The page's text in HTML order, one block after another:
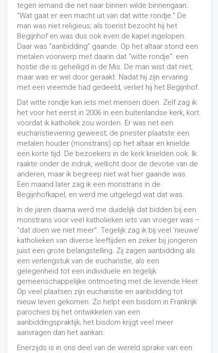
tegen iemand die net naar binnen wilde binnengaan:
“Wat gaat er een macht uit van dat witte rondje.” De
man was niet religieus; als toerist bezocht hij het
Begijnhof en was dus ook even de kapel ingelopen.
Daar was “aanbidding” gaande. Op het altaar stond een
metalen voorwerp met daarin dat “witte rondje”: een
hostie die is geheiligd in de Mis. De man wist dat niet,
maar was er wel door geraakt. Nadat hij zijn ervaring
met een vreemde had gedeeld, verliet hij het Begijnhof.
Dat witte rondje kan iets met mensen doen. Zelf zag ik
het voor het eerst in 2006 in een buitenlandse kerk, kort
voordat ik katholiek zou worden. Er was net een
eucharistieviering geweest; de priester plaatste een
metalen houder (monstrans) op het altaar en knielde
een korte tijd. De bezoekers in de kerk knielden ook. Ik
raakte onder de indruk, wellicht door de devotie van de
anderen, maar ik begreep niet wat hier gaande was.
Een maand later zag ik een monstrans in de
Begijnhofkapel, en werd me uitgelegd wat dat was.
In de jaren daarna werd me duidelijk dat bidden bij een
monstrans voor veel katholieken iets van vroeger was –
“dat doen we niet meer”. Tegelijk zag ik bij veel ‘nieuwe’
katholieken van diverse leeftijden en zeker bij jongeren
juist een grote belangstelling. Zij zagen aanbidding als
een verlengstuk van de eucharistie, als een
gelegenheid tot een individuele en tegelijk
gemeenschappelijke ontmoeting met de levende Heer.
Op veel plaatsen zijn eucharistie en aanbidding tot
nieuw leven gekomen. Zo helpt een bisdom in Frankrijk
parochies bij het ontwikkelen van een
aanbiddingspraktijk; het bisdom krijgt veel meer
aanvragen dan het aankan.
Enerzijds is in ons deel van de wereld sprake van een